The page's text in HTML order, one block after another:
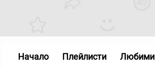
Начало Плейлисти Любими